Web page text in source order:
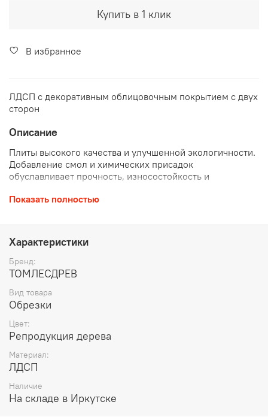
Купить в 1 клик
В избранное
ЛДСП с декоративным облицовочным покрытием с двух
сторон
Описание
Плиты высокого качества и улучшенной экологичности.
Добавление смол и химических присадок
обуславливает прочность, износостойкость и
Показать полностью
Характеристики
Бренд:
ТОМЛЕСДРЕВ
Вид товара
Обрезки
Цвет:
Репродукция дерева
Материал:
ЛДСП
Наличие
На складе в Иркутске